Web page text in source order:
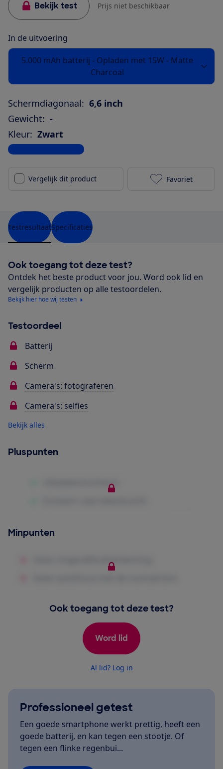
Bekijk test Prijs niet beschikbaar
In de uitvoering
5.000 mAh batterij - Opladen met 15W - Matte
Charcoal
Schermdiagonaal: 6,6 inch
Gewicht: -
Kleur: Zwart
Bekijk alle specificaties
Vergelijk dit product motorola
Favoriet
TestresultaatSpecificaties
Ook toegang tot deze test?
Ontdek het beste product voor jou. Word ook lid en
vergelijk producten op alle testoordelen.
Bekijk hier hoe wij testen
Testoordeel
Batterij
Scherm
Camera's: fotograferen
Camera's: selfies
Bekijk alles
Pluspunten
Minpunten
Ook toegang tot deze test?
Word lid
Al lid? Log in
Professioneel getest
Een goede smartphone werkt prettig, heeft een
goede batterij, en kan tegen een stootje. Of
tegen een flinke regenbui...